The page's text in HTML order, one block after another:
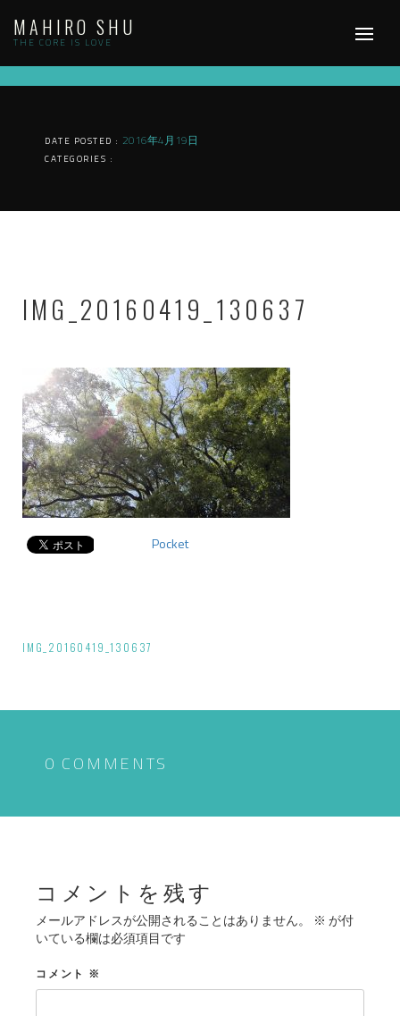
content
MAHIRO SHU
THE CORE IS LOVE
DATE POSTED : 2016年4月19日
CATEGORIES :
IMG_20160419_130637
Pocket
投
ナ
シ
IMG_20160419_130637
0 COMMENTS
コメントを残す
メールアドレスが公開されることはありません。 ※ が付
いている欄は必須項目です
コメント ※